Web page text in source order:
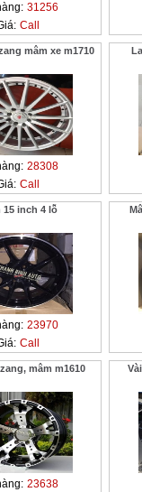
31256
Call
mâm xe m1710
28308
Call
15 inch 4 lỗ
23970
Call
mâm m1610
23638